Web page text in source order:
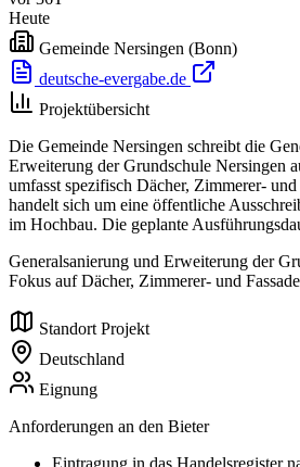
Heute
Gemeinde Nersingen (Bonn)
deutsche-evergabe.de
Projektübersicht
Die Gemeinde Nersingen schreibt die
Erweiterung der Grundschule Nersingen
umfasst spezifisch Dächer, Zimmerer- und
handelt sich um eine öffentliche
im Hochbau. Die geplante
Generalsanierung und Erweiterung der
Fokus auf Dächer, Zimmerer- und
Standort Projekt
Deutschland
Eignung
Anforderungen an den Bieter